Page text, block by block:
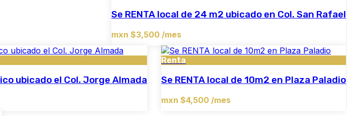
Se RENTA local de 24 m2 ubicado en Col. San Rafael
mxn $3,500 /mes
ubicado el Col. Jorge Almada
Renta
Se RENTA local de 10m2 en Plaza Paladio
mxn $4,500 /mes